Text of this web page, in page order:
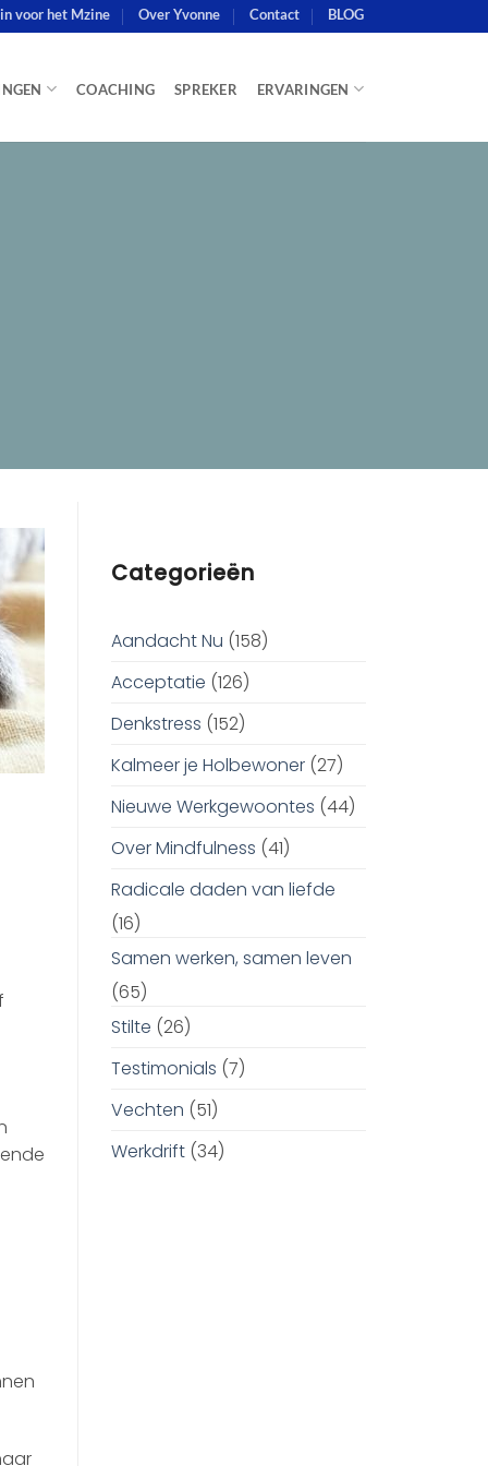
voor het Mzine Over Yvonne Contact BLOG
COACHING SPREKER ERVARINGEN
Categorieën
Aandacht Nu (158)
Acceptatie (126)
Denkstress (152)
Kalmeer je Holbewoner (27)
Nieuwe Werkgewoontes (44)
Over Mindfulness (41)
Radicale daden van liefde
(16)
Samen werken, samen leven
(65)
Stilte (26)
Testimonials (7)
Vechten (51)
Werkdrift (34)